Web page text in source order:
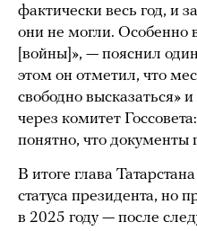
фактически весь год, и
они не могли. Особенно
[войны]», — пояснил
этом он отметил, что
свободно высказаться»
через комитет
понятно, что документы
В итоге глава
статуса президента, но
в 2025 году — после